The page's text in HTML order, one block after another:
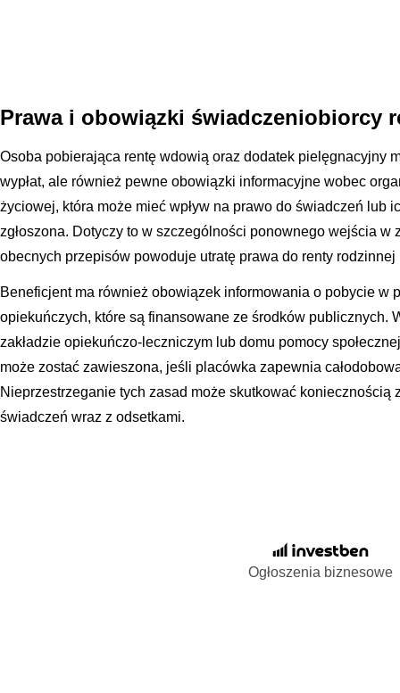
Prawa i obowiązki świadczeniobiorcy
Osoba pobierająca rentę wdowią oraz dodatek pielęgnacyjny
wypłat, ale również pewne obowiązki informacyjne wobec
życiowej, która może mieć wpływ na prawo do świadczeń lub
zgłoszona. Dotyczy to w szczególności ponownego wejścia w
obecnych przepisów powoduje utratę prawa do renty rodzinnej
Beneficjent ma również obowiązek informowania o pobycie w
opiekuńczych, które są finansowane ze środków publicznych.
zakładzie opiekuńczo-leczniczym lub domu pomocy
może zostać zawieszona, jeśli placówka zapewnia
Nieprzestrzeganie tych zasad może skutkować koniecznością
świadczeń wraz z odsetkami.
Ogłoszenia biznesowe